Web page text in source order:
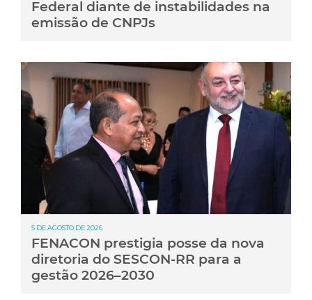
Federal diante de instabilidades na
emissão de CNPJs
5 DE AGOSTO DE 2026
FENACON prestigia posse da nova
diretoria do SESCON-RR para a
gestão 2026–2030